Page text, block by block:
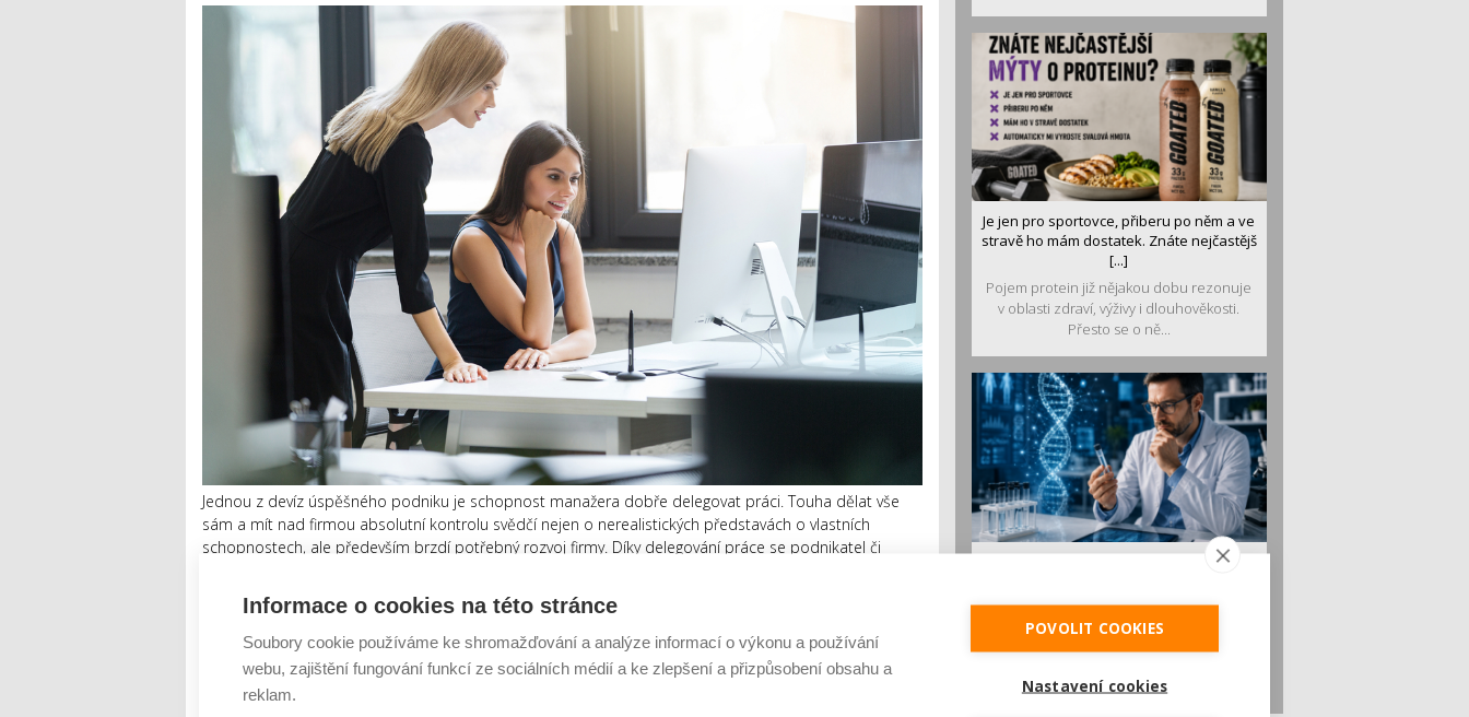
Jednou z devíz úspěšného podniku je schopnost manažera dobře delegovat práci. Touha dělat vše
sám a mít nad firmou absolutní kontrolu svědčí nejen o nerealistických představách o vlastních
schopnostech, ale především brzdí potřebný rozvoj firmy. Díky delegování práce se podnikatel či
Číst dál
Výsledky hospodaření skupiny Invia v roce 2014 a výhled pro rok
2015
Je jen pro sportovce, přiberu po něm a ve
stravě ho mám dostatek. Znáte nejčastějš
[...]
Pojem protein již nějakou dobu rezonuje
v oblasti zdraví, výživy i dlouhověkosti.
Přesto se o ně...
Geny nejsou osud. DNA longevity testy
první [...]
Za deset až patnáct let by se podrobné
přečtení genetické výbavy člověka mohlo
Informace o cookies na této stránce
Soubory cookie používáme ke shromažďování a analýze informací o výkonu a používání
webu, zajištění fungování funkcí ze sociálních médií a ke zlepšení a přizpůsobení obsahu a
reklam.
POVOLIT COOKIES
Nastavení cookies